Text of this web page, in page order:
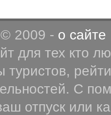
2009 - о сайте
для тех кто
туристов,
С
отпуск или